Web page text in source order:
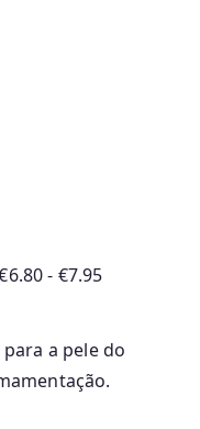
6.80- €7.95
a pele do